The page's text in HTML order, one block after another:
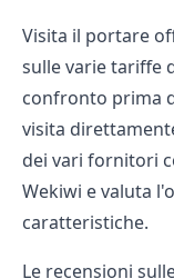
Visita il portare
sulle varie tariffe
confronto prima
visita
dei vari fornitori
Wekiwi e valuta
caratteristiche.
Le recensioni